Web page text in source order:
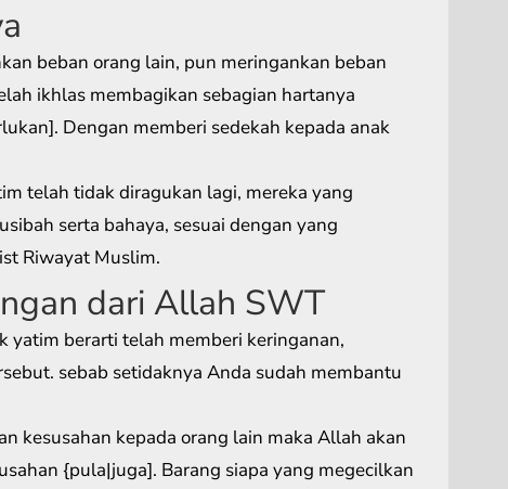
beban orang lain, pun meringankan beban
ikhlas membagikan sebagian hartanya
Dengan memberi sedekah kepada anak
telah tidak diragukan lagi, mereka yang
serta bahaya, sesuai dengan yang
Riwayat Muslim.
dari Allah SWT
yatim berarti telah memberi keringanan,
sebab setidaknya Anda sudah membantu
kesusahan kepada orang lain maka Allah akan
{pula|juga]. Barang siapa yang megecilkan